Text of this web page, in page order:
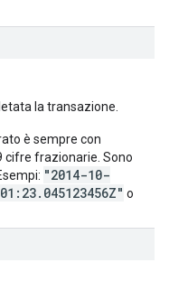
la transazione.
è sempre con
cifre frazionarie. Sono
"2014-10-
o